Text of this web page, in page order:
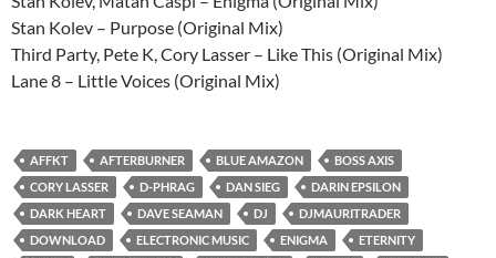
Stan Kolev – Purpose (Original Mix)
Third Party, Pete K, Cory Lasser – Like This (Original Mix)
Lane 8 – Little Voices (Original Mix)
AFFKT AFTERBURNER BLUE AMAZON
BOSS AXIS
CORY LASSER
D-PHRAG DAN SIEG
DARIN EPSILON
DARK HEART
DAVE SEAMAN DJ
DJMAURITRADER
DOWNLOAD
ELECTRONIC MUSIC ENIGMA
ETERNITY